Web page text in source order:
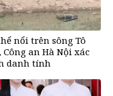
nổi trên sông Tô
Công an Hà Nội xác
danh tính